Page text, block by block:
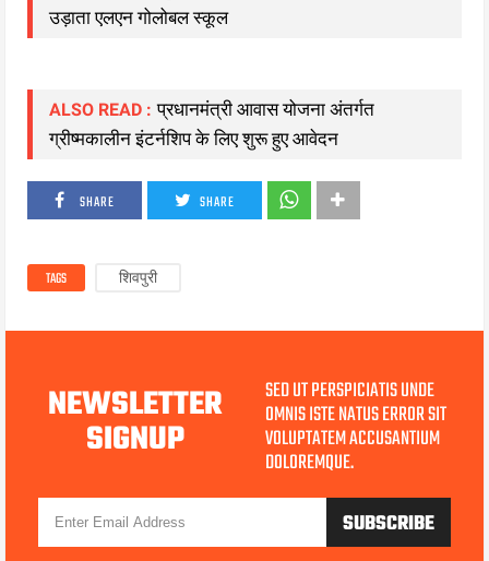
उड़ाता एलएन गोलोबल स्कूल
ALSO READ : प्रधानमंत्री आवास योजना अंतर्गत
ग्रीष्मकालीन इंटर्नशिप के लिए शुरू हुए आवेदन
SHARE SHARE
TAGS शिवपुरी
NEWSLETTER
SIGNUP
SED UT PERSPICIATIS UNDE
OMNIS ISTE NATUS ERROR SIT
VOLUPTATEM ACCUSANTIUM
DOLOREMQUE.